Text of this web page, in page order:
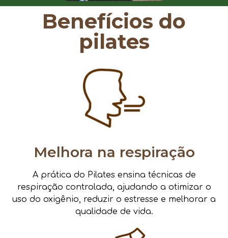
Benefícios do
pilates
Melhora na respiração
A prática do Pilates ensina técnicas de
respiração controlada, ajudando a otimizar o
uso do oxigênio, reduzir o estresse e melhorar a
qualidade de vida.